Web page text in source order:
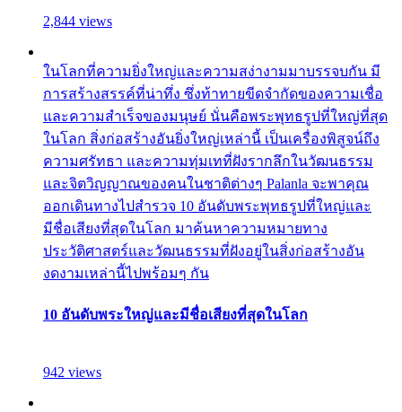
2,844 views
ในโลกที่ความยิ่งใหญ่และความสง่างามมาบรรจบกัน มี
การสร้างสรรค์ที่น่าทึ่ง ซึ่งท้าทายขีดจำกัดของความเชื่อ
และความสำเร็จของมนุษย์ นั่นคือพระพุทธรูปที่ใหญ่ที่สุด
ในโลก สิ่งก่อสร้างอันยิ่งใหญ่เหล่านี้ เป็นเครื่องพิสูจน์ถึง
ความศรัทธา และความทุ่มเทที่ฝังรากลึกในวัฒนธรรม
และจิตวิญญาณของคนในชาติต่างๆ Palanla จะพาคุณ
ออกเดินทางไปสำรวจ 10 อันดับพระพุทธรูปที่ใหญ่และ
มีชื่อเสียงที่สุดในโลก มาค้นหาความหมายทาง
ประวัติศาสตร์และวัฒนธรรมที่ฝังอยู่ในสิ่งก่อสร้างอัน
งดงามเหล่านี้ไปพร้อมๆ กัน
10 อันดับพระใหญ่และมีชื่อเสียงที่สุดในโลก
942 views